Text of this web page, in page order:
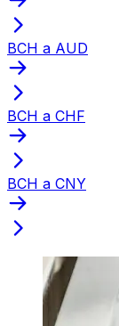
BCH a AUD
BCH a CHF
BCH a CNY